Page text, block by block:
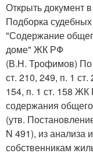
Открыть документ
Подборка
"Содержание
доме" ЖК РФ
(В.Н. Трофимов) По
ст. 210, 249, п. 1
154, п. 1 ст. 158
содержания
(утв.
N 491), из анализа
собственникам